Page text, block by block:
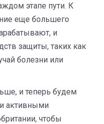
этапе пути. К
еще большего
и
защиты, таких как
болезни или
и теперь будем
активными
чтобы